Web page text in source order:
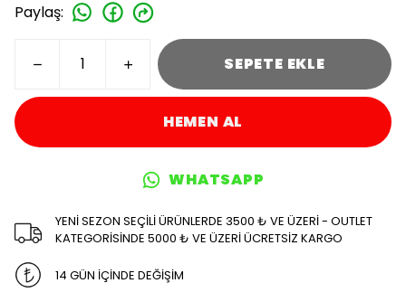
Paylaş:
SEPETE EKLE
HEMEN AL
WHATSAPP
YENİ SEZON SEÇİLİ ÜRÜNLERDE 3500 ₺ VE ÜZERİ - OUTLET
KATEGORİSİNDE 5000 ₺ VE ÜZERİ ÜCRETSİZ KARGO
14 GÜN İÇİNDE DEĞİŞİM